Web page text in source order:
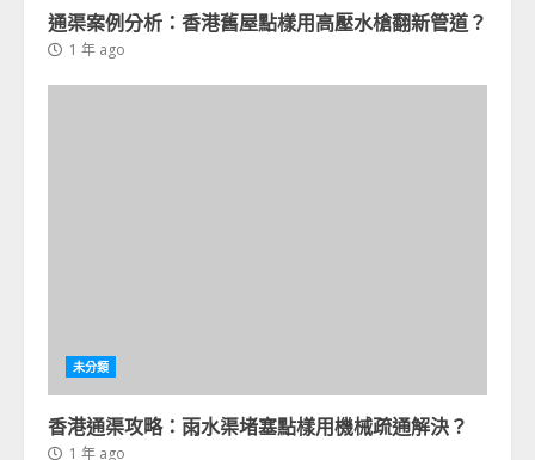
通渠案例分析：香港舊屋點樣用高壓水槍翻新管道？
1 年 ago
未分類
香港通渠攻略：雨水渠堵塞點樣用機械疏通解決？
1 年 ago